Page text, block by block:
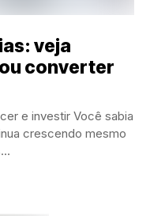
veja
converter
e investir Você sabia
crescendo mesmo